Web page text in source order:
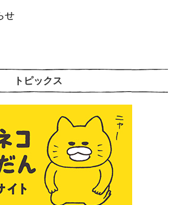
せ
トピックス